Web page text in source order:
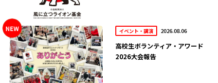
イベント・講演 2026.08.06
高校生ボランティア・アワード
2026大会報告